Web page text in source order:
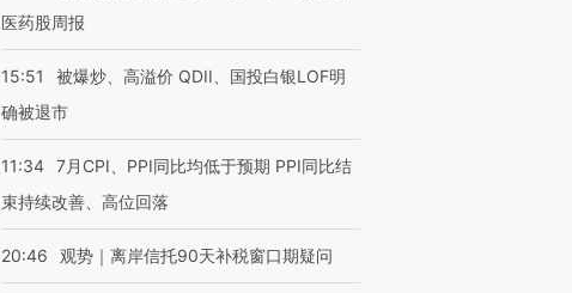
医药股周报
15:51
被爆炒、高溢价 QDII、国投白银LOF明
确被退市
11:34 7月CPI、PPI同比均低于预期 PPI同比结
束持续改善、高位回落
20:46 观势｜离岸信托90天补税窗口期疑问